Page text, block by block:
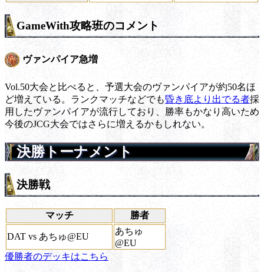
GameWith攻略班のコメント
ヴァンパイア急増
Vol.50大会と比べると、予選大会のヴァンパイアが約50名ほ
ど増えている。ランクマッチなどでも昏き底より出でる者採
用したヴァンパイアが流行しており、勝率もかなり高いため
今後のJCG大会ではさらに増えるかもしれない。
決勝トーナメント
決勝戦
マッチ 勝者
DAT vs あちゅ@EU
あちゅ
@EU
優勝者のデッキはこちら